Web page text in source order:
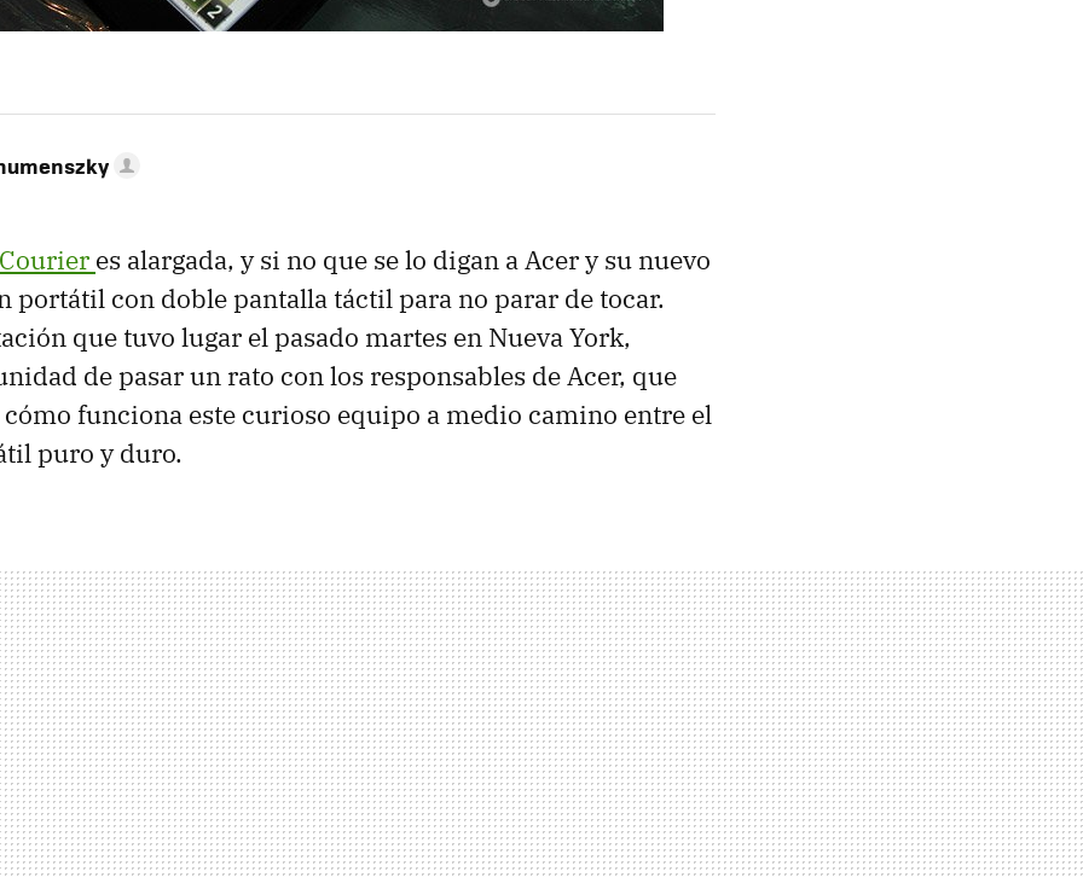
Courier es alargada, y si no que se lo digan a Acer y su nuevo
portátil con doble pantalla táctil para no parar de tocar.
que tuvo lugar el pasado martes en Nueva York,
de pasar un rato con los responsables de Acer, que
funciona este curioso equipo a medio camino entre el
puro y duro.